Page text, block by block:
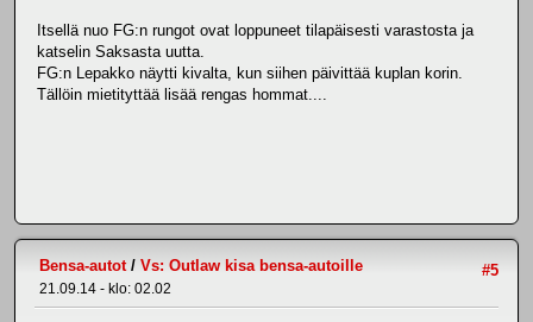
Itsellä nuo FG:n rungot ovat loppuneet tilapäisesti varastosta ja
katselin Saksasta uutta.
FG:n Lepakko näytti kivalta, kun siihen päivittää kuplan korin.
Tällöin mietityttää lisää rengas hommat....
#5
Bensa-autot/ Vs: Outlaw kisa bensa-autoille
21.09.14 - klo: 02.02